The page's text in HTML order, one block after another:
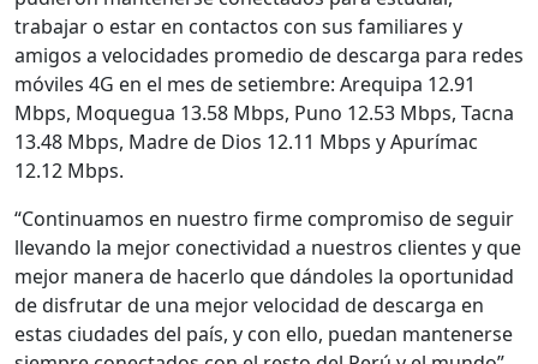
trabajar o estar en contactos con sus familiares y
amigos a velocidades promedio de descarga para redes
móviles 4G en el mes de setiembre: Arequipa 12.91
Mbps, Moquegua 13.58 Mbps, Puno 12.53 Mbps, Tacna
13.48 Mbps, Madre de Dios 12.11 Mbps y Apurímac
12.12 Mbps.
“Continuamos en nuestro firme compromiso de seguir
llevando la mejor conectividad a nuestros clientes y que
mejor manera de hacerlo que dándoles la oportunidad
de disfrutar de una mejor velocidad de descarga en
estas ciudades del país, y con ello, puedan mantenerse